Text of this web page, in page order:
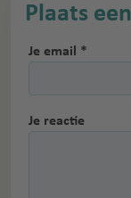
Plaats
Je email *
Je reactie